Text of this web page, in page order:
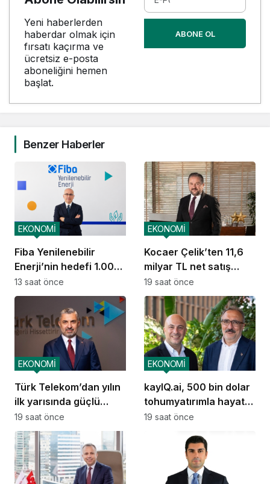
Yeni haberlerden
haberdar olmak için
fırsatı kaçırma ve
ücretsiz e-posta
aboneliğini hemen
başlat.
ABONE OL
Benzer Haberler
Fiba Yenilenebilir
Enerji’nin hedefi 1.000
MW
EKONOMİ
13 saat önce
Kocaer Çelik’ten 11,6
milyar TL net satış
geliri
EKONOMİ
19 saat önce
Türk Telekom’dan yılın
ilk yarısında güçlü
performans
EKONOMİ
19 saat önce
kayIQ.ai, 500 bin dolar
tohumyatırımla hayata
geçti
EKONOMİ
19 saat önce